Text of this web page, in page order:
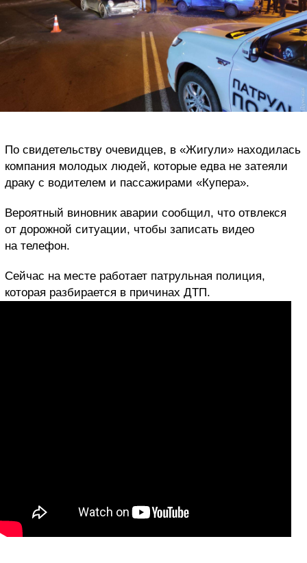
По свидетельству очевидцев, в «Жигули» находилась
компания молодых людей, которые едва не затеяли
драку с водителем и пассажирами «Купера».
Вероятный виновник аварии сообщил, что отвлекся
от дорожной ситуации, чтобы записать видео
на телефон.
Сейчас на месте работает патрульная полиция,
которая разбирается в причинах ДТП.